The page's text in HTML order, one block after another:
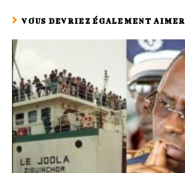
VOUS DEVRIEZ ÉGALEMENT AIMER